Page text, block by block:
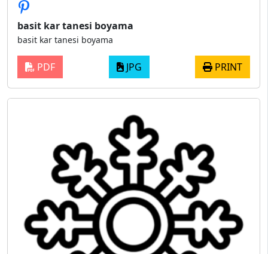
basit kar tanesi boyama
basit kar tanesi boyama
PDF JPG PRINT